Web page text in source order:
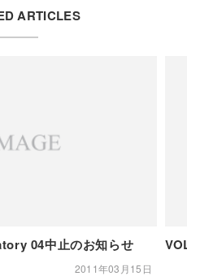
ARTICLES
04中止のお知らせ
2011年03月15日